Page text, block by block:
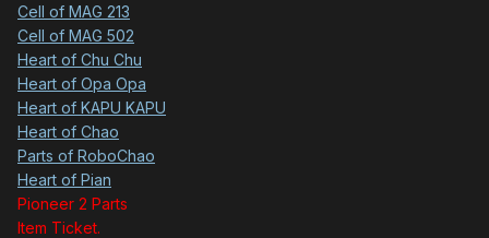
Cell of MAG 213
Cell of MAG 502
Heart of Chu Chu
Heart of Opa Opa
Heart of KAPU KAPU
Heart of Chao
Parts of RoboChao
Heart of Pian
Pioneer 2 Parts
Item Ticket.